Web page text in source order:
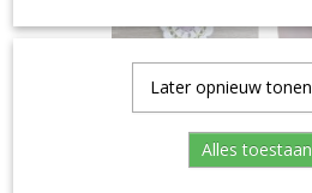
Later opnieuw tonen
Alles toestaan